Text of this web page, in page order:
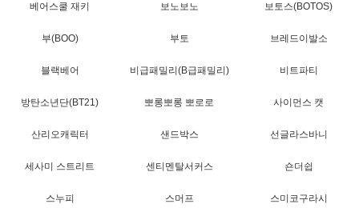
베어스쿨 재키 보노보노 보토스(BOTOS)
부(BOO) 부토 브레드이발소
블랙베어 비급패밀리(B급패밀리) 비트파티
방탄소년단(BT21) 뽀롱뽀롱 뽀로로 사이먼스 캣
산리오캐릭터 샌드박스 선글라스바니
세사미 스트리트 센티멘탈서커스 숀더쉽
스누피 스머프 스미코구라시